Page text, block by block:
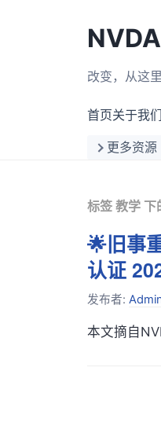
改变，从这里
首页关于我们
更多资源
标签 教学 下
🌟旧事
认证
发布者:
本文摘自